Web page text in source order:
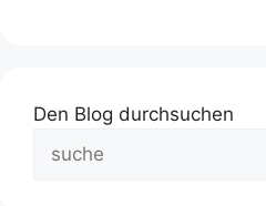
Den Blog durchsuchen